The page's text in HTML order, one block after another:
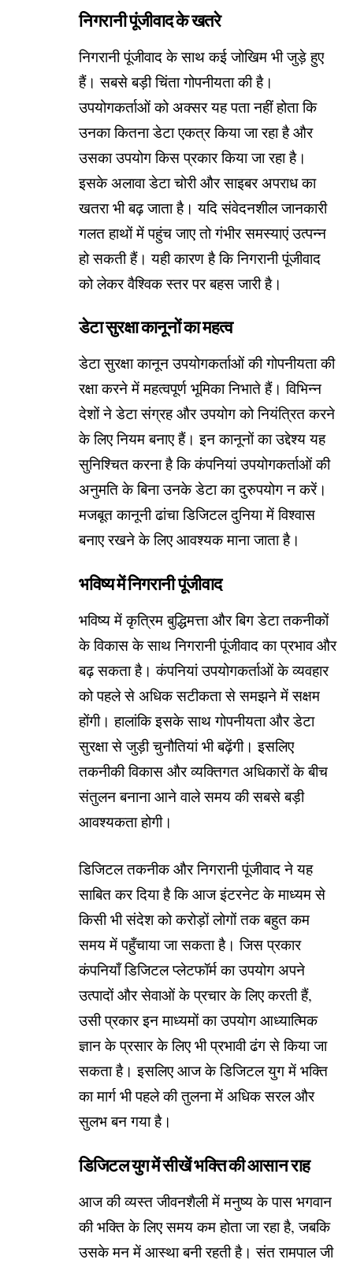
निगरानी पूंजीवाद के खतरे
निगरानी पूंजीवाद के साथ कई जोखिम भी जुड़े हुए
हैं। सबसे बड़ी चिंता गोपनीयता की है।
उपयोगकर्ताओं को अक्सर यह पता नहीं होता कि
उनका कितना डेटा एकत्र किया जा रहा है और
उसका उपयोग किस प्रकार किया जा रहा है।
इसके अलावा डेटा चोरी और साइबर अपराध का
खतरा भी बढ़ जाता है। यदि संवेदनशील जानकारी
गलत हाथों में पहुंच जाए तो गंभीर समस्याएं उत्पन्न
हो सकती हैं। यही कारण है कि निगरानी पूंजीवाद
को लेकर वैश्विक स्तर पर बहस जारी है।
डेटा सुरक्षा कानूनों का महत्व
डेटा सुरक्षा कानून उपयोगकर्ताओं की गोपनीयता की
रक्षा करने में महत्वपूर्ण भूमिका निभाते हैं। विभिन्न
देशों ने डेटा संग्रह और उपयोग को नियंत्रित करने
के लिए नियम बनाए हैं। इन कानूनों का उद्देश्य यह
सुनिश्चित करना है कि कंपनियां उपयोगकर्ताओं की
अनुमति के बिना उनके डेटा का दुरुपयोग न करें।
मजबूत कानूनी ढांचा डिजिटल दुनिया में विश्वास
बनाए रखने के लिए आवश्यक माना जाता है।
भविष्य में निगरानी पूंजीवाद
भविष्य में कृत्रिम बुद्धिमत्ता और बिग डेटा तकनीकों
के विकास के साथ निगरानी पूंजीवाद का प्रभाव और
बढ़ सकता है। कंपनियां उपयोगकर्ताओं के व्यवहार
को पहले से अधिक सटीकता से समझने में सक्षम
होंगी। हालांकि इसके साथ गोपनीयता और डेटा
सुरक्षा से जुड़ी चुनौतियां भी बढ़ेंगी। इसलिए
तकनीकी विकास और व्यक्तिगत अधिकारों के बीच
संतुलन बनाना आने वाले समय की सबसे बड़ी
आवश्यकता होगी।
डिजिटल तकनीक और निगरानी पूंजीवाद ने यह
साबित कर दिया है कि आज इंटरनेट के माध्यम से
किसी भी संदेश को करोड़ों लोगों तक बहुत कम
समय में पहुँचाया जा सकता है। जिस प्रकार
कंपनियाँ डिजिटल प्लेटफॉर्म का उपयोग अपने
उत्पादों और सेवाओं के प्रचार के लिए करती हैं,
उसी प्रकार इन माध्यमों का उपयोग आध्यात्मिक
ज्ञान के प्रसार के लिए भी प्रभावी ढंग से किया जा
सकता है। इसलिए आज के डिजिटल युग में भक्ति
का मार्ग भी पहले की तुलना में अधिक सरल और
सुलभ बन गया है।
डिजिटल युग में सीखें भक्ति की आसान राह
आज की व्यस्त जीवनशैली में मनुष्य के पास भगवान
की भक्ति के लिए समय कम होता जा रहा है, जबकि
उसके मन में आस्था बनी रहती है। संत रामपाल जी